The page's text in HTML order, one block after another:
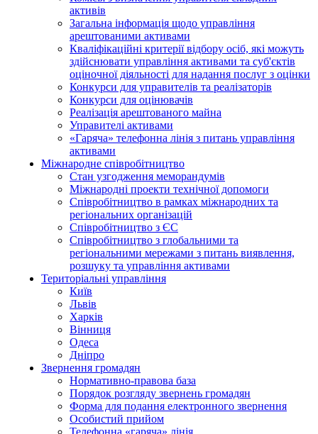
активів
Загальна інформація щодо управління
арештованими активами
Кваліфікаційні критерії відбору осіб, які можуть
здiйснювати управління активами та суб'єктів
оціночної діяльності для надання послуг з оцінки
Конкурси для управителів та реалізаторів
Конкурси для оцінювачів
Реалізація арештованого майна
Управителі активами
«Гаряча» телефонна лінія з питань управління
активами
Міжнародне співробітництво
Стан узгодження меморандумів
Міжнародні проекти технічної допомоги
Співробітництво в рамках міжнародних та
регіональних організацій
Співробітництво з ЄС
Співробітництво з глобальними та
регіональними мережами з питань виявлення,
розшуку та управління активами
Територіальні управління
Київ
Львів
Харків
Вінниця
Одеса
Дніпро
Звернення громадян
Нормативно-правова база
Порядок розгляду звернень громадян
Форма для подання електронного звернення
Особистий прийом
Телефонна «гаряча» лінія